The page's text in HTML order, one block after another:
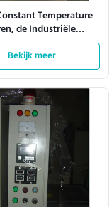
Temperature
de Industriële
van l900mm
Bekijk meer